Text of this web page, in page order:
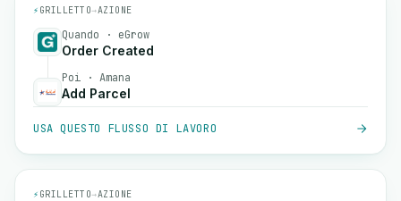
⚡ GRILLETTO→AZIONE
Quando · eGrow
Order Created
Poi · Amana
Add Parcel
USA QUESTO FLUSSO DI LAVORO
⚡ GRILLETTO→AZIONE